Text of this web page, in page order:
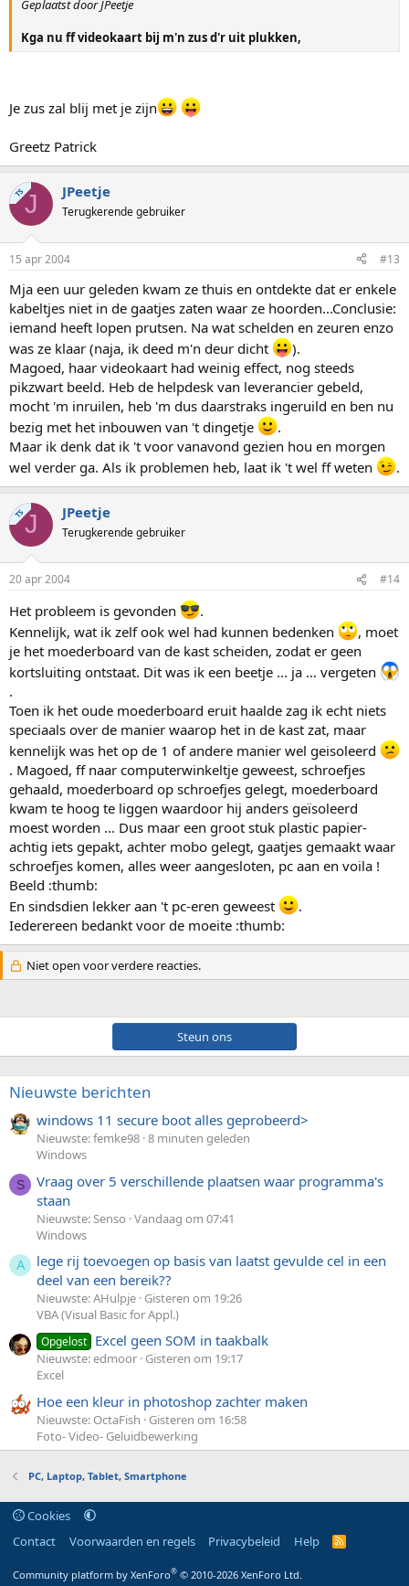
Geplaatst door JPeetje
Kga nu ff videokaart bij m'n zus d'r uit plukken,
Je zus zal blij met je zijn
Greetz Patrick
TSJ JPeetje
Terugkerende gebruiker
15 apr 2004 #13
Mja een uur geleden kwam ze thuis en ontdekte dat er enkele
kabeltjes niet in de gaatjes zaten waar ze hoorden...Conclusie:
iemand heeft lopen prutsen. Na wat schelden en zeuren enzo
was ze klaar (naja, ik deed m'n deur dicht
).
Magoed, haar videokaart had weinig effect, nog steeds
pikzwart beeld. Heb de helpdesk van leverancier gebeld,
mocht 'm inruilen, heb 'm dus daarstraks ingeruild en ben nu
bezig met het inbouwen van 't dingetje
.
Maar ik denk dat ik 't voor vanavond gezien hou en morgen
wel verder ga. Als ik problemen heb, laat ik 't wel ff weten
.
TSJ JPeetje
Terugkerende gebruiker
20 apr 2004 #14
Het probleem is gevonden
.
Kennelijk, wat ik zelf ook wel had kunnen bedenken
, moet
je het moederboard van de kast scheiden, zodat er geen
kortsluiting ontstaat. Dit was ik een beetje ... ja ... vergeten
.
Toen ik het oude moederboard eruit haalde zag ik echt niets
speciaals over de manier waarop het in de kast zat, maar
kennelijk was het op de 1 of andere manier wel geisoleerd
. Magoed, ff naar computerwinkeltje geweest, schroefjes
gehaald, moederboard op schroefjes gelegt, moederboard
kwam te hoog te liggen waardoor hij anders geïsoleerd
moest worden ... Dus maar een groot stuk plastic papier-
achtig iets gepakt, achter mobo gelegt, gaatjes gemaakt waar
schroefjes komen, alles weer aangesloten, pc aan en voila !
Beeld :thumb:
En sindsdien lekker aan 't pc-eren geweest
.
Iederereen bedankt voor de moeite :thumb:
Niet open voor verdere reacties.
Steun ons
Nieuwste berichten
windows 11 secure boot alles geprobeerd>
Nieuwste: femke98 8 minuten geleden
Windows
S
Vraag over 5 verschillende plaatsen waar programma's
staan
Nieuwste: Senso Vandaag om 07:41
Windows
A
lege rij toevoegen op basis van laatst gevulde cel in een
deel van een bereik??
Nieuwste: AHulpje Gisteren om 19:26
VBA (Visual Basic for Appl.)
Opgelost Excel geen SOM in taakbalk
Nieuwste: edmoor Gisteren om 19:17
Excel
Hoe een kleur in photoshop zachter maken
Nieuwste: OctaFish
Gisteren om 16:58
Foto- Video- Geluidbewerking
PC, Laptop, Tablet, Smartphone
Cookies
Contact
Voorwaarden en regels Privacybeleid Help
R
S
Community platform by XenForo® © 2010-2026 XenForo Ltd.